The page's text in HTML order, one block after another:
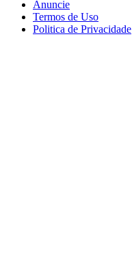
Anuncie
Termos de Uso
Politica de Privacidade